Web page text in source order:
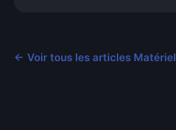
← Voir tous les articles Matériel